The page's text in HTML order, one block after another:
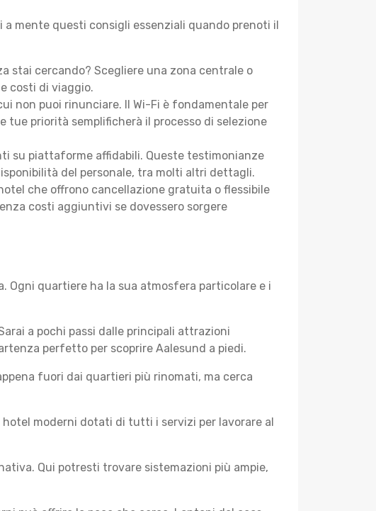
mente questi consigli essenziali quando prenoti il
stai cercando? Scegliere una zona centrale o
costi di viaggio.
non puoi rinunciare. Il Wi-Fi è fondamentale per
tue priorità semplificherà il processo di selezione
su piattaforme affidabili. Queste testimonianze
del personale, tra molti altri dettagli.
che offrono cancellazione gratuita o flessibile
costi aggiuntivi se dovessero sorgere
Ogni quartiere ha la sua atmosfera particolare e i
a pochi passi dalle principali attrazioni
perfetto per scoprire Aalesund a piedi.
fuori dai quartieri più rinomati, ma cerca
moderni dotati di tutti i servizi per lavorare al
Qui potresti trovare sistemazioni più ampie,